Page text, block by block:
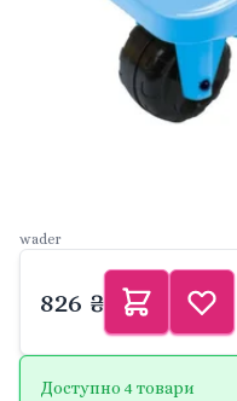
wader
826 ₴
Доступно 4 товари